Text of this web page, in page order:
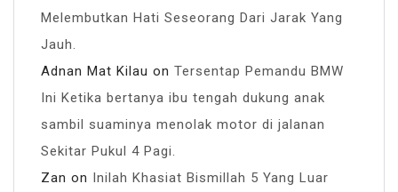
Melembutkan Hati Seseorang Dari Jarak Yang
Jauh.
Adnan Mat Kilau on Tersentap Pemandu BMW
Ini Ketika bertanya ibu tengah dukung anak
sambil suaminya menolak motor di jalanan
Sekitar Pukul 4 Pagi.
Zan on Inilah Khasiat Bismillah 5 Yang Luar